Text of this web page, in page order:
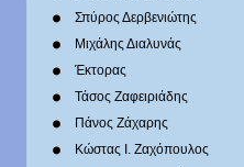
Σπύρος Δερβενιώτης
Mιχάλης Διαλυνάς
Έκτορας
Τάσος Ζαφειριάδης
Πάνος Ζάχαρης
Κώστας Ι. Ζαχόπουλoς